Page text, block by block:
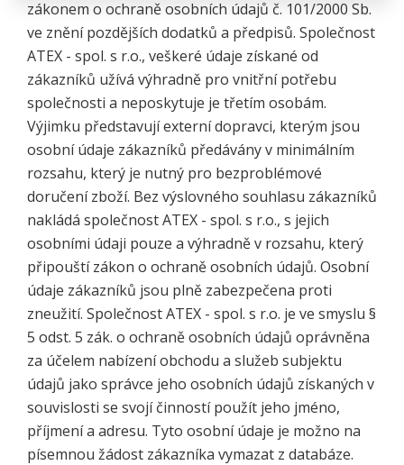
zákonem o ochraně osobních údajů č. 101/2000 Sb.
ve znění pozdějších dodatků a předpisů. Společnost
ATEX - spol. s r.o., veškeré údaje získané od
zákazníků užívá výhradně pro vnitřní potřebu
společnosti a neposkytuje je třetím osobám.
Výjimku představují externí dopravci, kterým jsou
osobní údaje zákazníků předávány v minimálním
rozsahu, který je nutný pro bezproblémové
doručení zboží. Bez výslovného souhlasu zákazníků
nakládá společnost ATEX - spol. s r.o., s jejich
osobními údaji pouze a výhradně v rozsahu, který
připouští zákon o ochraně osobních údajů. Osobní
údaje zákazníků jsou plně zabezpečena proti
zneužití. Společnost ATEX - spol. s r.o. je ve smyslu §
5 odst. 5 zák. o ochraně osobních údajů oprávněna
za účelem nabízení obchodu a služeb subjektu
údajů jako správce jeho osobních údajů získaných v
souvislosti se svojí činností použít jeho jméno,
příjmení a adresu. Tyto osobní údaje je možno na
písemnou žádost zákazníka vymazat z databáze.